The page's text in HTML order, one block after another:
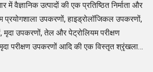
में वैज्ञानिक उत्पादों की एक प्रतिष्ठित निर्माता और
प्रयोगशाला उपकरणों, हाइड्रोलॉजिकल उपकरणों,
मृदा उपकरणों, तेल और पेट्रोलियम परीक्षण
परीक्षण उपकरणों आदि की एक विस्तृत श्रृंखला
इम्पीरियल में, हम अपने ग्राहकों के सीमित बजट